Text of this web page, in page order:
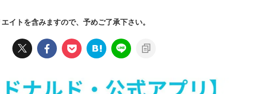
イトを含みますので、予めご了承下さい。